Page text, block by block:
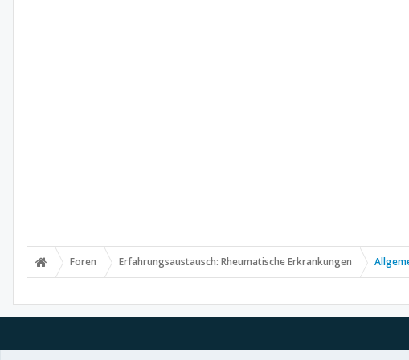
Foren Erfahrungsaustausch: Rheumatische Erkrankungen